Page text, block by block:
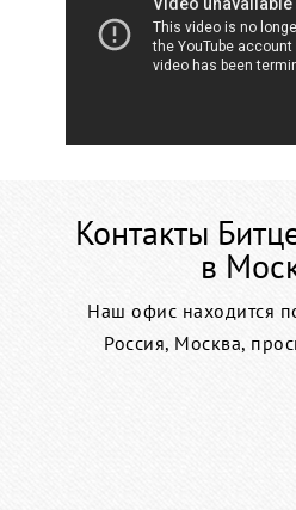
Контакты
в
Наш офис находится
Россия, Москва,